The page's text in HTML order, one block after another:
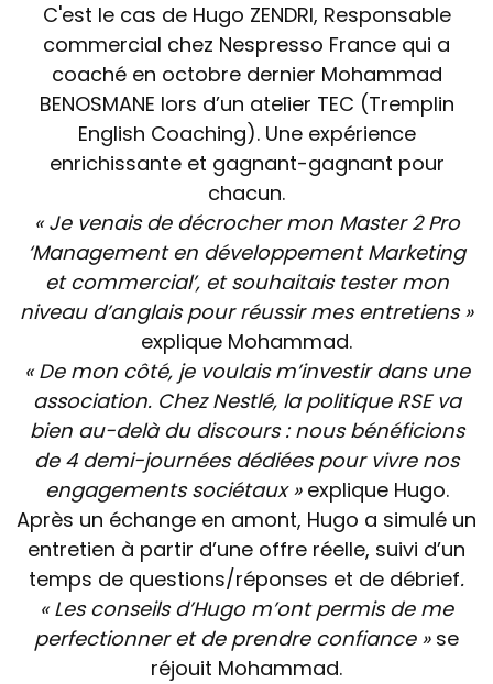
C'est le cas de Hugo ZENDRI, Responsable
commercial chez Nespresso France qui a
coaché en octobre dernier Mohammad
BENOSMANE lors d’un atelier TEC (Tremplin
English Coaching). Une expérience
enrichissante et gagnant-gagnant pour
chacun.
« Je venais de décrocher mon Master 2 Pro
‘Management en développement Marketing
et commercial’, et souhaitais tester mon
niveau d’anglais pour réussir mes entretiens »
explique Mohammad.
« De mon côté, je voulais m’investir dans une
association. Chez Nestlé, la politique RSE va
bien au-delà du discours : nous bénéficions
de 4 demi-journées dédiées pour vivre nos
engagements sociétaux »explique Hugo.
Après un échange en amont, Hugo a simulé un
entretien à partir d’une offre réelle, suivi d’un
temps de questions/réponses et de débrief.
« Les conseils d’Hugo m’ont permis de me
perfectionner et de prendre confiance »se
réjouit Mohammad.